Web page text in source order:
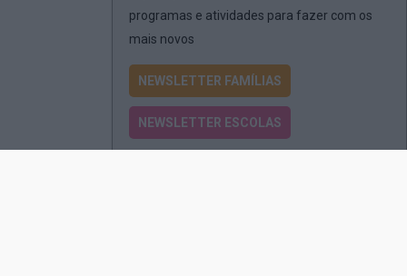
programas e atividades para fazer com os
mais novos
NEWSLETTER FAMÍLIAS
NEWSLETTER ESCOLAS